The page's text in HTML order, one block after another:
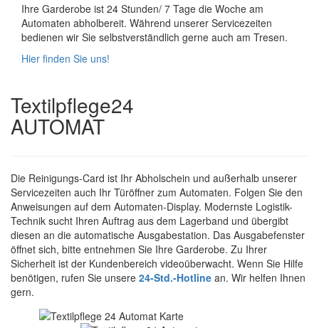
Ihre Garderobe ist 24 Stunden/ 7 Tage die Woche am
Automaten abholbereit. Während unserer Servicezeiten
bedienen wir Sie selbstverständlich gerne auch am Tresen.
Hier finden Sie uns!
Textilpflege24
AUTOMAT
Die Reinigungs-Card ist Ihr Abholschein und außerhalb unserer
Servicezeiten auch Ihr Türöffner zum Automaten. Folgen Sie den
Anweisungen auf dem Automaten-Display. Modernste Logistik-
Technik sucht Ihren Auftrag aus dem Lagerband und übergibt
diesen an die automatische Ausgabestation. Das Ausgabefenster
öffnet sich, bitte entnehmen Sie Ihre Garderobe. Zu Ihrer
Sicherheit ist der Kundenbereich videoüberwacht. Wenn Sie Hilfe
benötigen, rufen Sie unsere 24-Std.-Hotline an. Wir helfen Ihnen
gern.